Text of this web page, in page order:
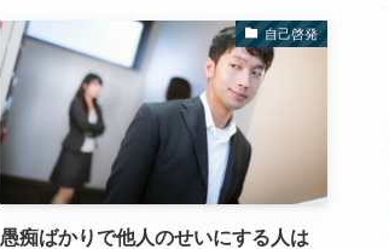
自己啓発
愚痴ばかりで他人のせいにする人は